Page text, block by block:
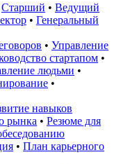
Старший • Ведущий
• Генеральный
• Управление
стартапом •
людьми •
•
навыков
рынка • Резюме для
• План карьерного